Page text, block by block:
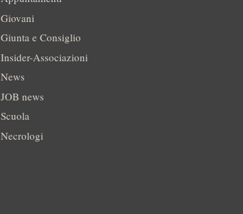
Giovani
Giunta e Consiglio
Insider-Associazioni
News
JOB news
Scuola
Necrologi